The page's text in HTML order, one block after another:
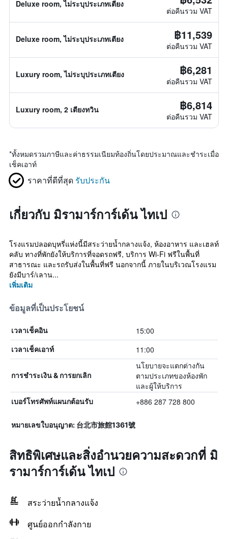
Deluxe room, ไม่ระบุประเภทเตียง
ต่อคืนรวม VAT
Deluxe room, ไม่ระบุประเภทเตียง ฿11,539
ต่อคืนรวม VAT
Luxury room, ไม่ระบุประเภทเตียง ฿6,281
ต่อคืนรวม VAT
Luxury room, 2 เตียงทวิน ฿6,814
ต่อคืนรวม VAT
*ทั้งหมดรวมภาษีและค่าธรรมเนียมท้องถิ่นโดยประมาณและชำระเมื่อ
เช็คเอาท์
ราคาที่ดีที่สุด รับประกัน
เกี่ยวกับ มิรามาร์การ์เด้น ไทเป
โรงแรมปลอดบุหรี่แห่งนี้มีสระว่ายน้ำกลางแจ้ง, ห้องอาหาร และเฮลท์
คลับ ทางที่พักยังให้บริการที่จอดรถฟรี, บริการ Wi-Fi ฟรีในพื้นที่
สาธารณะ และรถรับส่งในพื้นที่ฟรี นอกจากนี้ ภายในบริเวณโรงแรม
ยังมีบาร์/เลาน...
เพิ่มเติม
ข้อมูลที่เป็นประโยชน์
เวลาเช็คอิน 15:00
เวลาเช็คเอาท์ 11:00
การชำระเงิน & การยกเลิก
นโยบายจะแตกต่างกัน
ตามประเภทของห้องพัก
และผู้ให้บริการ
เบอร์โทรศัพท์แผนกต้อนรับ +886 287 728 800
หมายเลขใบอนุญาต: 台北市旅館1361號
สิทธิพิเศษและสิ่งอำนวยความสะดวกที่ มิ
รามาร์การ์เด้น ไทเป
สระว่ายน้ำกลางแจ้ง
ศูนย์ออกกำลังกาย